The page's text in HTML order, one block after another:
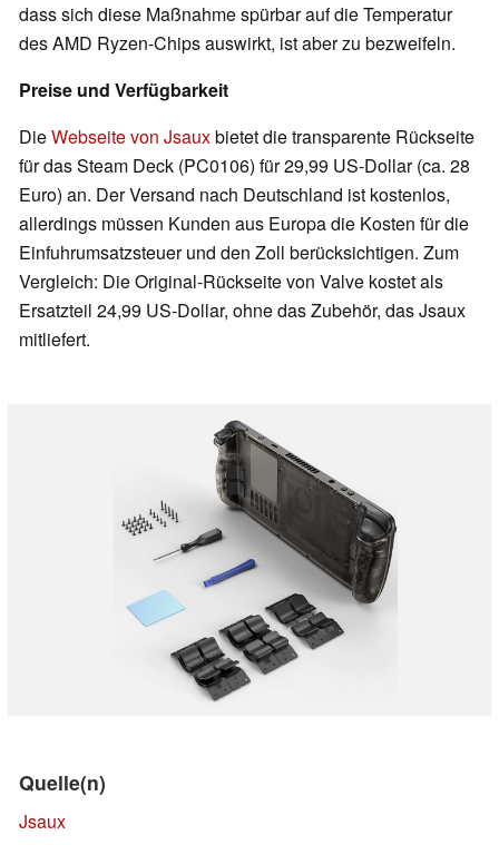
dass sich diese Maßnahme spürbar auf die Temperatur
des AMD Ryzen-Chips auswirkt, ist aber zu bezweifeln.
Preise und Verfügbarkeit
DieWebseite von Jsauxbietet die transparente Rückseite
für das Steam Deck (PC0106) für 29,99 US-Dollar (ca. 28
Euro) an. Der Versand nach Deutschland ist kostenlos,
allerdings müssen Kunden aus Europa die Kosten für die
Einfuhrumsatzsteuer und den Zoll berücksichtigen. Zum
Vergleich: Die Original-Rückseite von Valve kostet als
Ersatzteil 24,99 US-Dollar, ohne das Zubehör, das Jsaux
mitliefert.
Quelle(n)
Jsaux